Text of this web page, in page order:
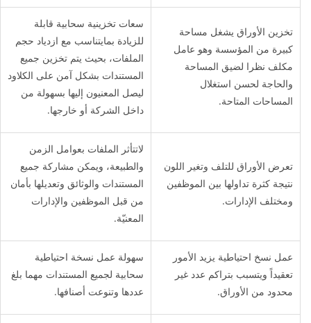
تخزين الأوراق يشغل مساحة
كبيرة من المؤسسة وهو عامل
مكلف نظرا لضيق المساحة
والحاجة لحسن استغلال
المساحات المتاحة.
سعات تخزينية سحابية قابلة
للزيادة بمايتناسب مع ازدياد حجم
الملفات، بحيث يتم تخزين جميع
المستندات بشكل آمن على الكلاود
ليصل المعنيون إليها بسهولة من
داخل الشركة أو خارجها.
تعرض الأوراق للتلف وتغير اللون
نتيجة كثرة تداولها بين الموظفين
ومختلف الإدارات.
لاتتأثر الملفات بعوامل الزمن
والطبيعة، ويمكن مشاركة جميع
المستندات والوثائق وتعديلها بأمان
من قبل الموظفين والإدارات
المعنيّة.
عمل نسخ احتياطية يزيد الأمور
تعقيداً ويتسبب بتراكم عدد غير
محدود من الأوراق.
سهولة عمل نسخة احتياطية
سحابية لجميع المستندات مهما بلغ
عددها وتنوعت أصنافها.